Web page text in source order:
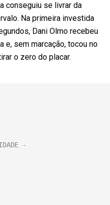
conseguiu se livrar da
Na primeira investida
Dani Olmo recebeu
e, sem marcação, tocou no
o zero do placar.